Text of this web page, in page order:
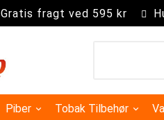
Gratis fragt ved 595 kr
Piber Tobak Tilbehør